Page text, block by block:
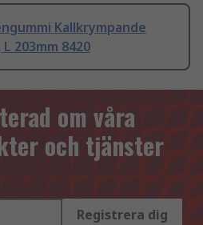
Kallkrympande
203mm 8420
om våra
och tjänster
Registrera dig